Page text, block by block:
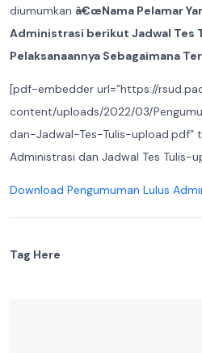
diumumkan â€œNama Pelamar
Administrasi berikut Jadwal Tes
Pelaksanaannya Sebagaimana
[pdf-embedder url=”https://
content/uploads/2022/03/
dan-Jadwal-Tes-Tulis-upload.pdf”
Administrasi dan Jadwal Tes Tulis-
Download Pengumuman Lulus
Tag Here